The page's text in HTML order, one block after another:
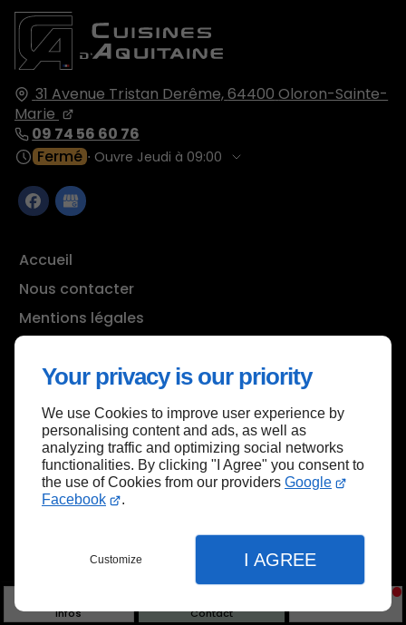
Your privacy is our priority
We use Cookies to improve user experience by
personalising content and ads, as well as
analyzing traffic and optimizing social networks
functionalities. By clicking "I Agree" you consent to
the use of Cookies from our providers Google
Facebook
.
Customize I AGREE
Infos Contact
31 Avenue Tristan Derême,64400 Oloron-Sainte-
Marie
09 74 56 60 76
Fermé ⋅ Ouvre Jeudi à 09:00
Accueil
Nous contacter
Mentions légales
Haut de page